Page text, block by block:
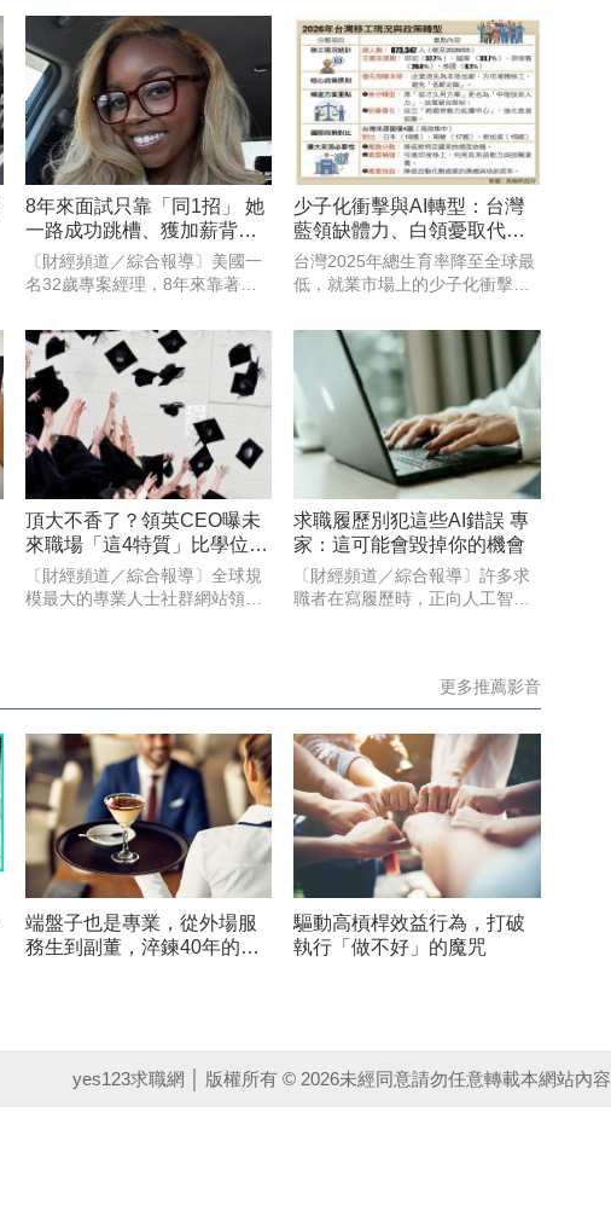
8年來面試只靠「同1招」 她
一路成功跳槽、獲加薪背後
秘密曝光
〔財經頻道／綜合報導〕美國一
名32歲專案經理，8年來靠著同
成功拿下多份工作，甚至連最近
一次內部轉職，也因此順利加薪
5%。他透露，自己從2018年開
始，每場面試幾乎都使用同
少子化衝擊與AI轉型：台灣
藍領缺體力、白領憂取代的
就業雙重挑戰
台灣2025年總生育率降至全球最
低，就業市場上的少子化衝擊卻
2025年投入職場的新鮮人僅13.8
萬人，較5年前減少逾3萬人，外
界期待近年AI的加速應用，有助
於緩解國內缺工狀況
頂大不香了？領英CEO曝未
來職場「這4特質」比學位更
重要
〔財經頻道／綜合報導〕全球規
模最大的專業人士社群網站領英
於那些適應
求職履歷別犯這些AI錯誤 專
家：這可能會毀掉你的機會
〔財經頻道／綜合報導〕許多求
職者在寫履歷時，正向人工智慧
工智慧錯誤，可能會毀掉你的機
會。
更多推薦影音
端盤子也是專業，從外場服
務生到副董，淬鍊40年的款
驅動高槓桿效益行為，打破
執行「做不好」的魔咒
yes123求職網 │ 版權所有 © 2026未經同意請勿任意轉載本網站內容